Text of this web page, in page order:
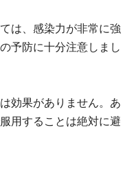
は、感染力が非常に強
予防に十分注意しまし
効果がありません。あ
用することは絶対に避